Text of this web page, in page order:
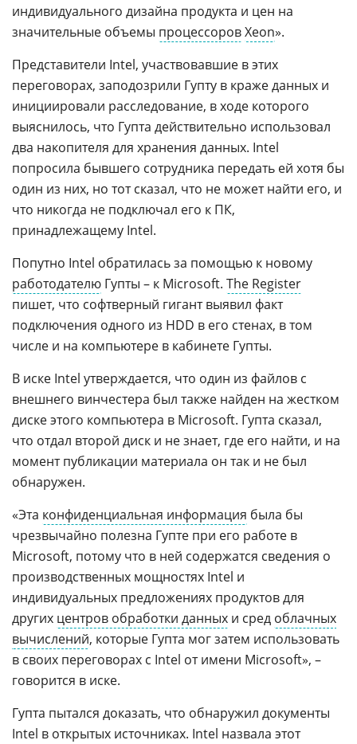
индивидуального дизайна продукта и цен на
значительные объемы процессоровXeon».
Представители Intel, участвовавшие в этих
переговорах, заподозрили Гупту в краже данных и
инициировали расследование, в ходе которого
выяснилось, что Гупта действительно использовал
два накопителя для хранения данных. Intel
попросила бывшего сотрудника передать ей хотя бы
один из них, но тот сказал, что не может найти его, и
что никогда не подключал его к ПК,
принадлежащему Intel.
Попутно Intel обратилась за помощью к новому
работодателю Гупты – к Microsoft. The Register
пишет, что софтверный гигант выявил факт
подключения одного из HDD в его стенах, в том
числе и на компьютере в кабинете Гупты.
В иске Intel утверждается, что один из файлов с
внешнего винчестера был также найден на жестком
диске этого компьютера в Microsoft. Гупта сказал,
что отдал второй диск и не знает, где его найти, и на
момент публикации материала он так и не был
обнаружен.
«Эта конфиденциальная информация была бы
чрезвычайно полезна Гупте при его работе в
Microsoft, потому что в ней содержатся сведения о
производственных мощностях Intel и
индивидуальных предложениях продуктов для
других центров обработки данных и сред облачных
вычислений, которые Гупта мог затем использовать
в своих переговорах с Intel от имени Microsoft», –
говорится в иске.
Гупта пытался доказать, что обнаружил документы
Intel в открытых источниках. Intel назвала этот